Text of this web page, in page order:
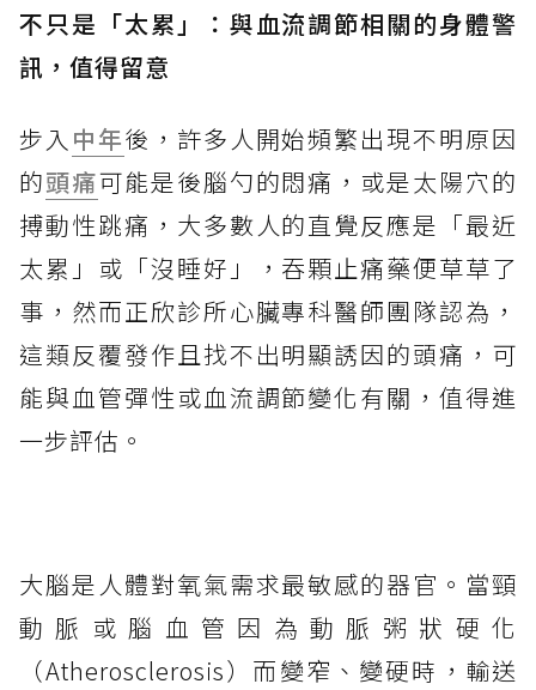
不只是「太累」：與血流調節相關的身體警
訊，值得留意
步入 中年後，許多人開始頻繁出現不明原因
的頭痛可能是後腦勺的悶痛，或是太陽穴的
搏動性跳痛，大多數人的直覺反應是「最近
太累」或「沒睡好」，吞顆止痛藥便草草了
事，然而正欣診所心臟專科醫師團隊認為，
這類反覆發作且找不出明顯誘因的頭痛，可
能與血管彈性或血流調節變化有關，值得進
一步評估。
大腦是人體對氧氣需求最敏感的器官。當頸
動脈或腦血管因為動脈粥狀硬化
（Atherosclerosis）而變窄、變硬時，輸送